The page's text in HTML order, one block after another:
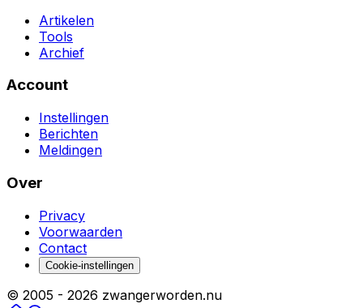
Artikelen
Tools
Archief
Account
Instellingen
Berichten
Meldingen
Over
Privacy
Voorwaarden
Contact
Cookie-instellingen
© 2005 - 2026 zwangerworden.nu